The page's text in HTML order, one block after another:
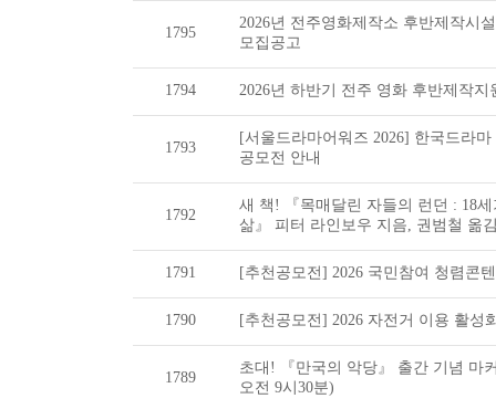
1795
2026년 전주영화제작소 후반제작시
모집공고
1794 2026년 하반기 전주 영화 후반제작지
1793
[서울드라마어워즈 2026] 한국드라
공모전 안내
1792
새 책! 『목매달린 자들의 런던 : 18
삶』 피터 라인보우 지음, 권범철 옮
1791 [추천공모전] 2026 국민참여 청렴콘
1790 [추천공모전] 2026 자전거 이용 활성
1789
초대! 『만국의 악당』 출간 기념 마
오전 9시30분)